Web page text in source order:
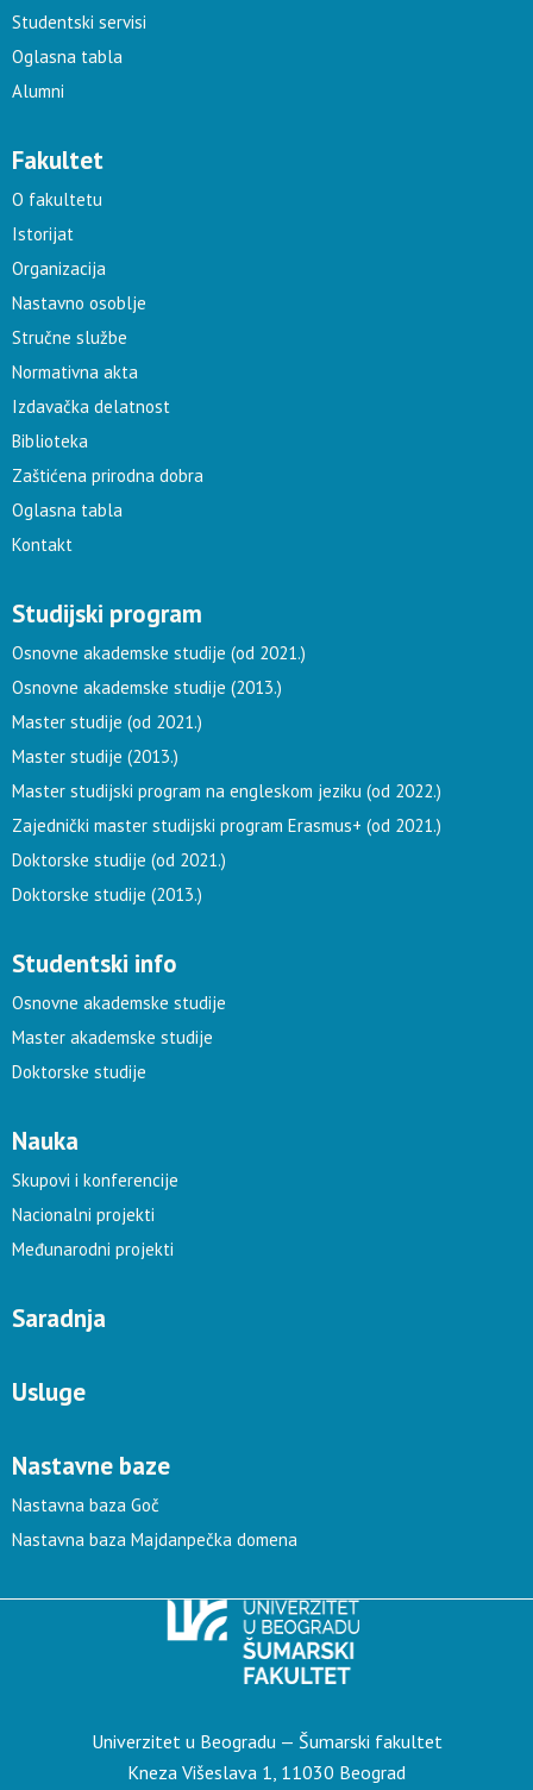
Studentski servisi
Oglasna tabla
Alumni
Fakultet
O fakultetu
Istorijat
Organizacija
Nastavno osoblje
Stručne službe
Normativna akta
Izdavačka delatnost
Biblioteka
Zaštićena prirodna dobra
Oglasna tabla
Kontakt
Studijski program
Osnovne akademske studije (od 2021.)
Osnovne akademske studije (2013.)
Master studije (od 2021.)
Master studije (2013.)
Master studijski program na engleskom jeziku (od 2022.)
Zajednički master studijski program Erasmus+ (od 2021.)
Doktorske studije (od 2021.)
Doktorske studije (2013.)
Studentski info
Osnovne akademske studije
Master akademske studije
Doktorske studije
Nauka
Skupovi i konferencije
Nacionalni projekti
Međunarodni projekti
Saradnja
Usluge
Nastavne baze
Nastavna baza Goč
Nastavna baza Majdanpečka domena
Univerzitet u Beogradu — Šumarski fakultet
Kneza Višeslava 1, 11030 Beograd